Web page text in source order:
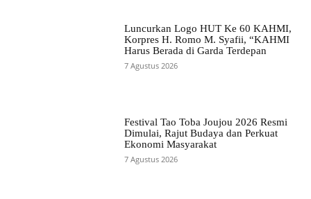
Luncurkan Logo HUT Ke 60 KAHMI,
Korpres H. Romo M. Syafii, “KAHMI
Harus Berada di Garda Terdepan
7 Agustus 2026
Festival Tao Toba Joujou 2026 Resmi
Dimulai, Rajut Budaya dan Perkuat
Ekonomi Masyarakat
7 Agustus 2026